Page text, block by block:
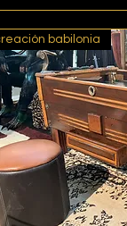
babilonia